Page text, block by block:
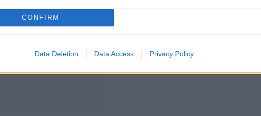
CONFIRM
Data Deletion Data Access Privacy Policy